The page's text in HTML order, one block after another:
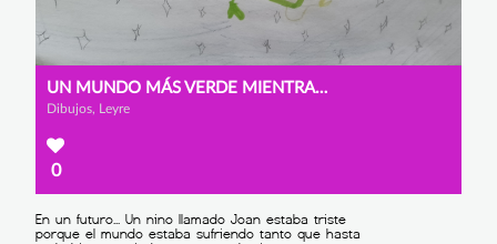
UN MUNDO MÁS VERDE MIENTRAS BUSCAS EN INTERNET
Dibujos, Leyre
0